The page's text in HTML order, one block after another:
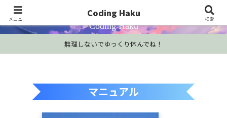
プログラミング学習・開発Tips・技術情報
Coding Haku
無理しないでゆっくり休んでね！
マニュアル
メニュー
Coding Haku
検索